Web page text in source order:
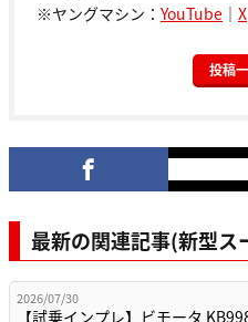
※ヤングマシン： YouTube ｜ X
投稿
最新の関連記事(新型ス
2026/07/30
【試乗インプレ】ビモータ